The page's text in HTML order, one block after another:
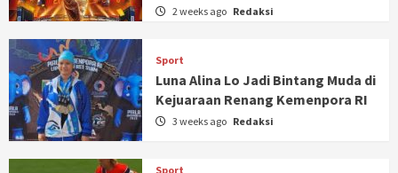
2 weeks ago Redaksi
Sport
Luna Alina Lo Jadi Bintang Muda di
Kejuaraan Renang Kemenpora RI
3 weeks ago Redaksi
Sport